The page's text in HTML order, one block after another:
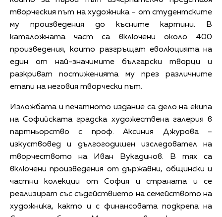
творческия път на художника – от студентските
му произведения до късните картини. В
каталожната част са включени около 400
произведения, които разгръщат еволюцията на
един от най-значимите български творци и
разкриват постиженията му през различните
етапи на неговия творчески път.
Изложбата и печатното издание са дело на екипа
на Софийската градска художествена галерия в
партньорство с проф. Аксиния Джурова –
изкуствовед и дългогодишен изследовател на
творчеството на Иван Вукадинов. В тях са
включени произведения от държавни, общински и
частни колекции от София и страната и се
реализират със съдействието на семейството на
художника, както и с финансовата подкрепа на